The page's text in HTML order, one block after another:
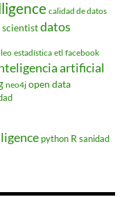
calidad de datos
scientistdatos
estadística etl facebook
artificial
neo4j open data
python R sanidad